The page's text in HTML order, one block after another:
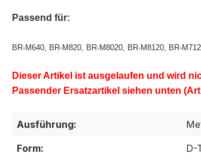
Passend für:
BR-M640, BR-M820, BR-M8020, BR-M8120, BR-
Dieser Artikel ist ausgelaufen und wird
Passender Ersatzartikel siehen unten
Ausführung:
Form:
D-